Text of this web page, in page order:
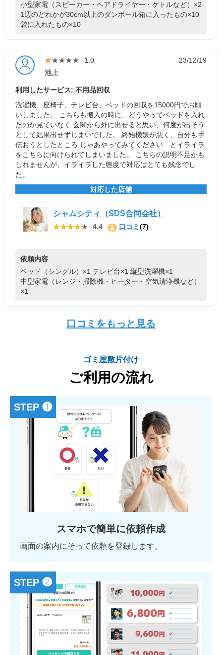
小型家電（スピーカー・ヘアドライヤー・ケトルなど）×2
1辺のどれかが30cm以上のダンボール箱に入ったもの×10
袋に入れたもの×10
★★★★★
★★★★★ 1.0
23/12/19
池上
利用したサービス: 不用品回収
洗濯機、座椅子、テレビ台、ベッドの回収を15000円でお願
いしました。 こちらも搬入の時に、どうやってベッドを入れ
たのか見ていなく 玄関から外に出せると思い、何度が出そう
として結果出せずじまいでした。 終始機嫌が悪く、自分も手
伝おうとしたところ じゃあやってみてください とイライラ
をこちらに向けられてしまいました。 こちらの説明不足かも
しれませんが、イライラした態度で対応はとても残念でし
た。
対応した店舗
シャムシティ（SDS合同会社）
★★★★★
★★★★★ 4.4 口コミ(7)
依頼内容
ベッド（シングル）×1 テレビ台×1 縦型洗濯機×1
中型家電（レンジ・掃除機・ヒーター・空気清浄機など）
×1
口コミをもっと見る
ゴミ屋敷片付け
ご利用の流れ
STEP ❶
スマホで簡単に依頼作成
画面の案内にそって依頼を登録します。
STEP ❷